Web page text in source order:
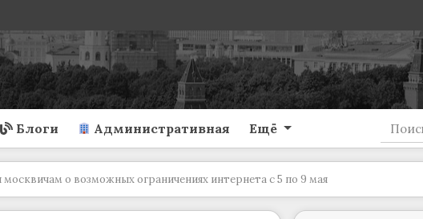
Блоги Административная Ещё
о возможных ограничениях интернета с 5 по 9 мая